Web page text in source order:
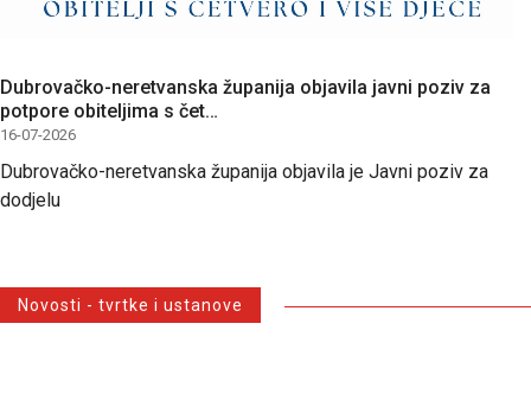
Dubrovačko-neretvanska županija objavila javni poziv za
potpore obiteljima s čet…
16-07-2026
Dubrovačko-neretvanska županija objavila je Javni poziv za
dodjelu
Novosti - tvrtke i ustanove